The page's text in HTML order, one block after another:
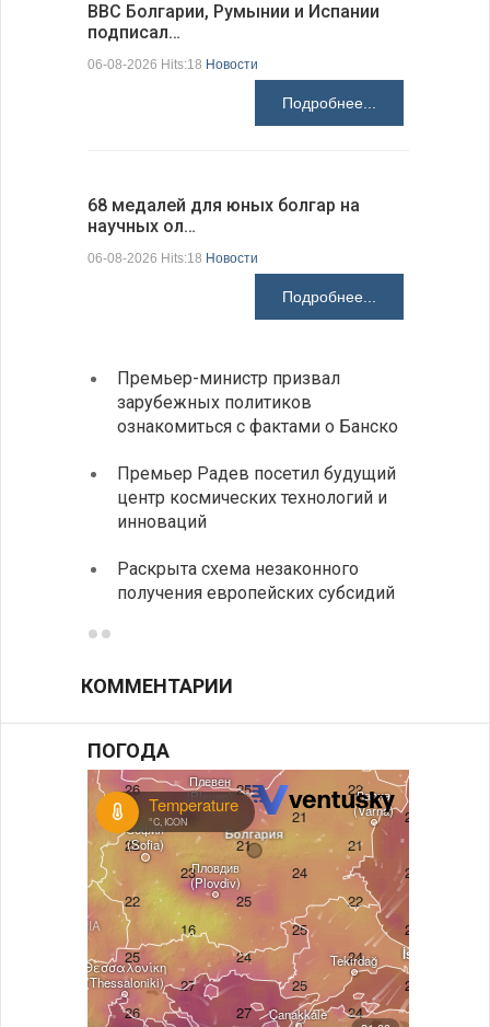
ВВС Болгарии, Румынии и Испании
подписал…
06-08-2026 Hits:18 Новости
Подробнее...
68 медалей для юных болгар на
научных ол…
06-08-2026 Hits:18 Новости
Подробнее...
Премьер-министр призвал
зарубежных политиков
ознакомиться с фактами о Банско
Премьер Радев посетил будущий
центр космических технологий и
инноваций
Раскрыта схема незаконного
получения европейских субсидий
КОММЕНТАРИИ
ПОГОДА